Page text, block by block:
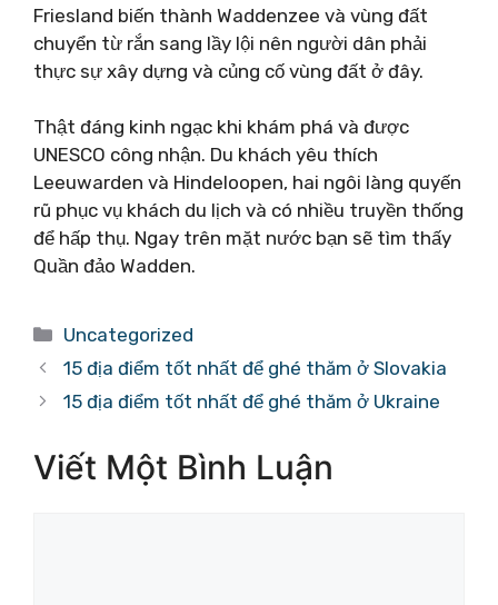
Friesland biến thành Waddenzee và vùng đất
chuyển từ rắn sang lầy lội nên người dân phải
thực sự xây dựng và củng cố vùng đất ở đây.
Thật đáng kinh ngạc khi khám phá và được
UNESCO công nhận. Du khách yêu thích
Leeuwarden và Hindeloopen, hai ngôi làng quyến
rũ phục vụ khách du lịch và có nhiều truyền thống
để hấp thụ. Ngay trên mặt nước bạn sẽ tìm thấy
Quần đảo Wadden.
Danh
mục
Uncategorized
15 địa điểm tốt nhất để ghé thăm ở Slovakia
15 địa điểm tốt nhất để ghé thăm ở Ukraine
Viết Một Bình Luận